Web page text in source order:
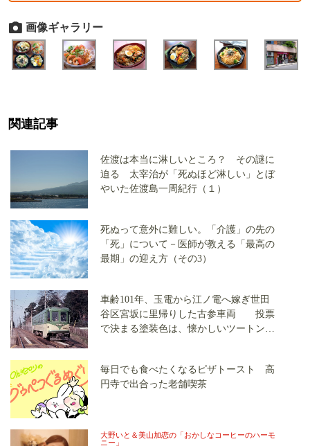
画像ギャラリー
関連記事
佐渡は本当に淋しいところ？ その謎に
迫る 太宰治が「死ぬほど淋しい」とぼ
やいた佐渡島一周紀行（１）
死ぬって意外に難しい。「介護」の先の
「死」について－医師が教える「最高の
最期」の迎え方（その3）
車齢101年、玉電から江ノ電へ嫁ぎ世田
谷区宮坂に里帰りした古参車両 投票
で決まる塗装色は、懐かしいツートンカ
毎日でも食べたくなるピザトースト 高
円寺で出合った老舗喫茶
大野いと＆美山加恋の「おかしなコーヒーのハーモ
ニー」